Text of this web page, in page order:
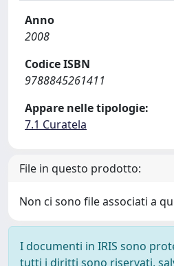
Anno
2008
Codice ISBN
9788845261411
Appare nelle tipologie:
7.1 Curatela
File in questo prodotto:
Non ci sono file associati a
I documenti in IRIS sono
tutti i diritti sono riservati,